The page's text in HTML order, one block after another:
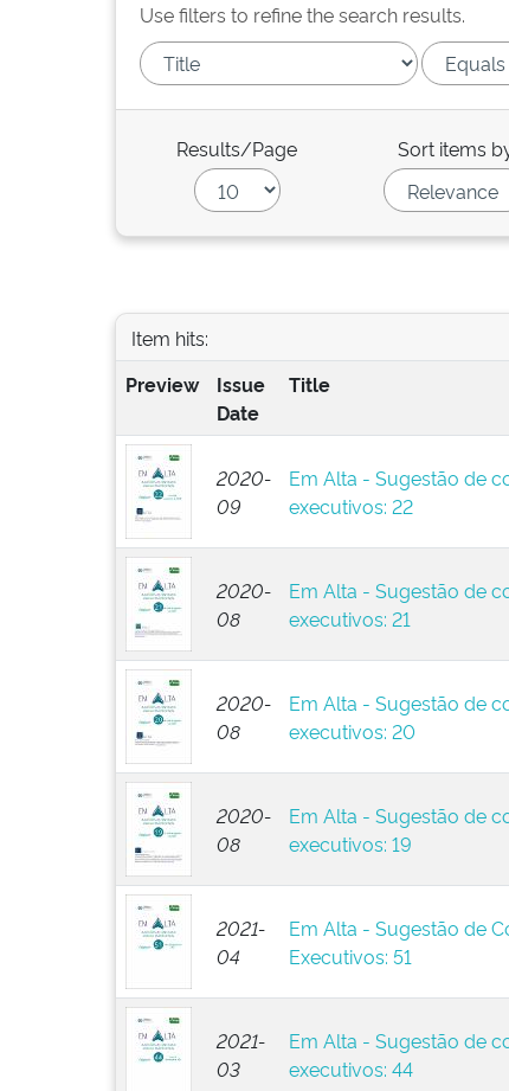
Use filters to refine the search results.
Results/Page Sort items
Item hits:
Preview
Issue
Date
Title
2020-
09
Em Alta - Sugestão de
executivos: 22
2020-
08
Em Alta - Sugestão de
executivos: 21
2020-
08
Em Alta - Sugestão de
executivos: 20
2020-
08
Em Alta - Sugestão de
executivos: 19
2021-
04
Em Alta - Sugestão de
Executivos: 51
2021-
03
Em Alta - Sugestão de
executivos: 44